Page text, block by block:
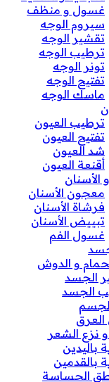
غسول و منظف
سيروم الوجه
تقشير الوجه
ترطيب الوجه
تونر الوجه
تفتيح الوجه
ماسك الوجه
ترطيب العيون
تفتيح العيون
شد العيون
أقنعة العيون
الأسنان
معجون الأسنان
فرشاة الأسنان
تبييض الأسنان
غسول الفم
و الدوش
الجسد
الجسد
العرق
و نزع الشعر
باليدين
بالقدمين
الحساسة